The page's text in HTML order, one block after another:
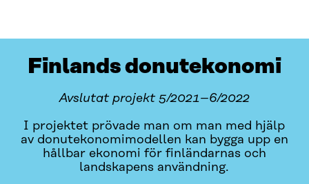
Finlands donutekonomi
Avslutat projekt 5/2021–6/2022
I projektet prövade man om man med hjälp
av donutekonomimodellen kan bygga upp en
hållbar ekonomi för finländarnas och
landskapens användning.